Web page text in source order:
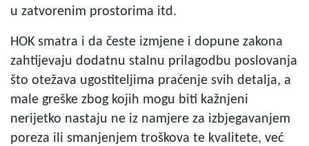
u zatvorenim prostorima itd.
HOK smatra i da česte izmjene i dopune zakona
zahtijevaju dodatnu stalnu prilagodbu poslovanja
što otežava ugostiteljima praćenje svih detalja, a
male greške zbog kojih mogu biti kažnjeni
nerijetko nastaju ne iz namjere za izbjegavanjem
poreza ili smanjenjem troškova te kvalitete, već